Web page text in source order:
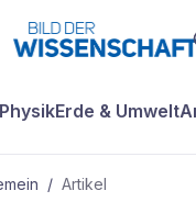
Erde & Umwelt
/ Artikel